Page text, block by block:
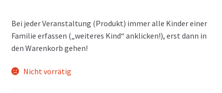
Bei jeder Veranstaltung (Produkt) immer alle Kinder einer
Familie erfassen („weiteres Kind“ anklicken!), erst dann in
den Warenkorb gehen!
Nicht vorrätig